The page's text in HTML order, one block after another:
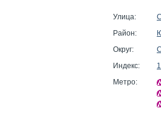
Улица:
Район:
Округ:
Индекс:
Метро: